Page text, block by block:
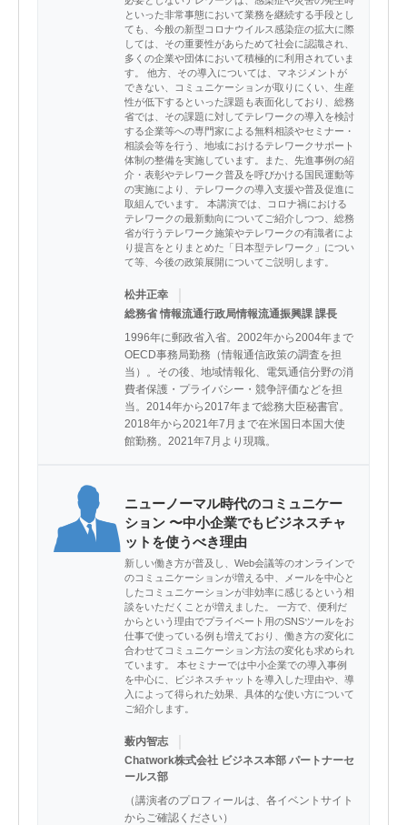
といった非常事態において業務を継続する手段とし
ても、今般の新型コロナウイルス感染症の拡大に際
しては、その重要性があらためて社会に認識され、
多くの企業や団体において積極的に利用されていま
す。 他方、その導入については、マネジメントが
できない、コミュニケーションが取りにくい、生産
性が低下するといった課題も表面化しており、総務
省では、その課題に対してテレワークの導入を検討
する企業等への専門家による無料相談やセミナー・
相談会等を行う、地域におけるテレワークサポート
体制の整備を実施しています。また、先進事例の紹
介・表彰やテレワーク普及を呼びかける国民運動等
の実施により、テレワークの導入支援や普及促進に
取組んでいます。 本講演では、コロナ禍における
テレワークの最新動向についてご紹介しつつ、総務
省が行うテレワーク施策やテレワークの有識者によ
り提言をとりまとめた「日本型テレワーク」につい
て等、今後の政策展開についてご説明します。
松井正幸
総務省 情報流通行政局情報流通振興課 課長
1996年に郵政省入省。2002年から2004年まで
OECD事務局勤務（情報通信政策の調査を担
当）。その後、地域情報化、電気通信分野の消
費者保護・プライバシー・競争評価などを担
当。2014年から2017年まで総務大臣秘書官。
2018年から2021年7月まで在米国日本国大使
館勤務。2021年7月より現職。
ニューノーマル時代のコミュニケー
ション 〜中小企業でもビジネスチャ
ットを使うべき理由
新しい働き方が普及し、Web会議等のオンラインで
のコミュニケーションが増える中、メールを中心と
したコミュニケーションが非効率に感じるという相
談をいただくことが増えました。 一方で、便利だ
からという理由でプライベート用のSNSツールをお
仕事で使っている例も増えており、働き方の変化に
合わせてコミュニケーション方法の変化も求められ
ています。 本セミナーでは中小企業での導入事例
を中心に、ビジネスチャットを導入した理由や、導
入によって得られた効果、具体的な使い方について
ご紹介します。
薮内智志
Chatwork株式会社 ビジネス本部 パートナーセ
ールス部
（講演者のプロフィールは、各イベントサイト
からご確認ください）